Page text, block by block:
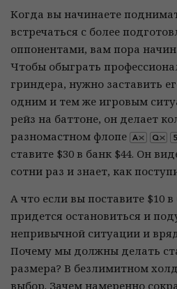
Когда вы начинаете
встречаться с более
оппонентами, вам пора
Чтобы обыграть
гриндера, нужно заставить
одним и тем же игровым
рейз на баттоне, он делает
разномастном флопе
ставите $30 в банк $44. Он
сотни раз и знает, как
А что если вы поставите $10
придется остановиться и
непривычной ситуации и
Почему мы должны делать
размера? В безлимитном
выбор. Зачем намеренно